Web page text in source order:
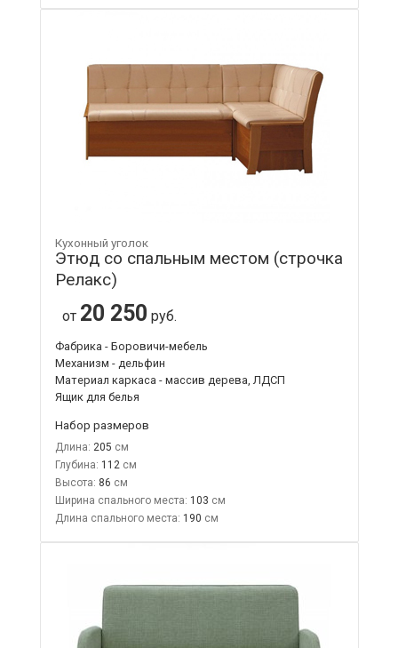
Кухонный уголок
Этюд со спальным местом (строчка
Релакс)
от 20 250 руб.
Фабрика - Боровичи-мебель
Механизм - дельфин
Материал каркаса - массив дерева, ЛДСП
Ящик для белья
Набор размеров
Длина: 205
Глубина: 112
Высота: 86
Ширина спального места: 103
Длина спального места: 190